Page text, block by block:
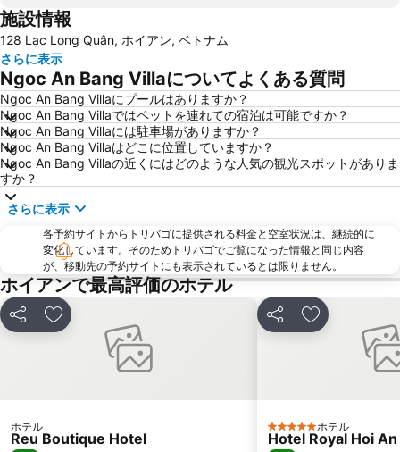
Lady Buddha
Ba Na Hill
施設情報
128 Lạc Long Quân, ホイアン, ベトナム
さらに表示
Ngoc An Bang Villaについてよくある質問
Ngoc An Bang Villaにプールはありますか？
Ngoc An Bang Villaではペットを連れての宿泊は可能ですか？
Ngoc An Bang Villaには駐車場がありますか？
Ngoc An Bang Villaはどこに位置していますか？
Ngoc An Bang Villaの近くにはどのような人気の観光スポットがありま
すか？
さらに表示
各予約サイトからトリバゴに提供される料金と空室状況は、継続的に
変化しています。そのためトリバゴでご覧になった情報と同じ内容
が、移動先の予約サイトにも表示されているとは限りません。
ホイアンで最高評価のホテル
シェア お気に入りに追加
ホテル
Reu Boutique Hotel
シェア お気に入りに
5 ホテルのランク
ホテル
Hotel Royal Hoi